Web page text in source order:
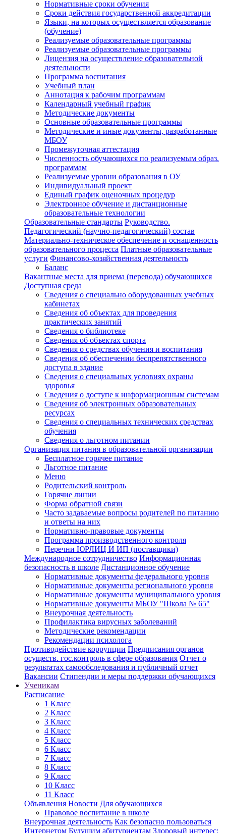
Нормативные сроки обучения
Сроки действия государственной аккредитации
Языки, на которых осуществляется образование
(обучение)
Реализуемые образовательные программы
Реализуемые образовательные программы
Лицензия на осуществление образовательной
деятельности
Программа воспитания
Учебный план
Аннотация к рабочим программам
Календарный учебный график
Методические документы
Основные образовательные программы
Методические и иные документы, разработанные
МБОУ
Промежуточная аттестация
Численность обучающихся по реализуемым образ.
программам
Реализуемые уровни образования в ОУ
Индивидуальный проект
Единый график оценочных процедур
Электронное обучение и дистанционные
образовательные технологии
Образовательные стандарты Руководство.
Педагогический (научно-педагогический) состав
Материально-техническое обеспечение и оснащенность
образовательного процесса Платные образовательные
услуги Финансово-хозяйственная деятельность
Баланс
Вакантные места для приема (перевода) обучающихся
Доступная среда
Сведения о специально оборудованных учебных
кабинетах
Сведения об объектах для проведения
практических занятий
Сведения о библиотеке
Сведения об объектах спорта
Сведения о средствах обучения и воспитания
Сведения об обеспечении беспрепятственного
доступа в здание
Сведения о специальных условиях охраны
здоровья
Сведения о доступе к информационным системам
Сведения об электронных образовательных
ресурсах
Сведения о специальных технических средствах
обучения
Сведения о льготном питании
Организация питания в образовательной организации
Бесплатное горячее питание
Льготное питание
Меню
Родительский контроль
Горячие линии
Форма обратной связи
Часто задаваемые вопросы родителей по питанию
и ответы на них
Нормативно-правовые документы
Программа производственного контроля
Перечни ЮРЛИЦ И ИП (поставщики)
Международное сотрудничество Информационная
безопасность в школе Дистанционное обучение
Нормативные документы федерального уровня
Нормативные документы регионального уровня
Нормативные документы муниципального уровня
Нормативные документы МБОУ "Школа № 65"
Внеурочная деятельность
Профилактика вирусных заболеваний
Методические рекомендации
Рекомендации психолога
Противодействие коррупции Предписания органов
осуществ. гос.контроль в сфере образования Отчет о
результатах самообследования и публичный отчет
Вакансии Стипендии и меры поддержки обучающихся
Ученикам
Расписание
1 Класс
2 Класс
3 Класс
4 Класс
5 Класс
6 Класс
7 Класс
8 Класс
9 Класс
10 Класс
11 Класс
Объявления Новости Для обучающихся
Правовое воспитание в школе
Внеурочная деятельность Как безопасно пользоваться
Интернетом Будущим абитуриентам Здоровый интерес: